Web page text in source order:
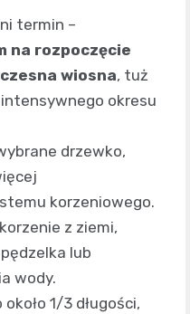
termin –
na rozpoczęcie
wiosna, tuż
okresu
drzewko,
korzeniowego.
z ziemi,
lub
wody.
1/3 długości,